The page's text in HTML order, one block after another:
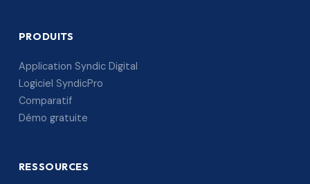
PRODUITS
Application Syndic Digital
Logiciel SyndicPro
Comparatif
Démo gratuite
RESSOURCES